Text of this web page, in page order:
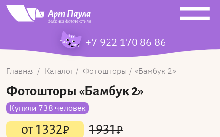
+7 922 170 86 86
Главная Каталог Фотошторы Бамбук 2
Фотошторы «Бамбук 2»
Купили 738 человек
от1332₽ 1931₽